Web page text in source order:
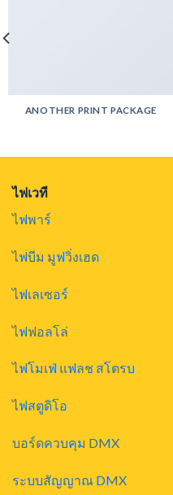
ANOTHER PRINT PACKAGE
ไฟเวที
ไฟพาร์
ไฟบีม มูฟวิ่งเฮด
ไฟเลเซอร์
ไฟฟอลโล่
ไฟโมเฟ่ แฟลช สโตรบ
ไฟสตูดิโอ
บอร์ดควบคุม DMX
ระบบสัญญาณ DMX